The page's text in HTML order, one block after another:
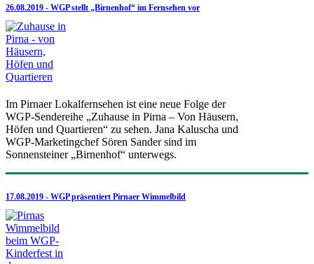
26.08.2019 - WGP stellt „Birnenhof“ im Fernsehen vor
Im Pirnaer Lokalfernsehen ist eine neue Folge der
WGP-Sendereihe „Zuhause in Pirna – Von Häusern,
Höfen und Quartieren“ zu sehen. Jana Kaluscha und
WGP-Marketingchef Sören Sander sind im
Sonnensteiner „Birnenhof“ unterwegs.
17.08.2019 - WGP präsentiert Pirnaer Wimmelbild